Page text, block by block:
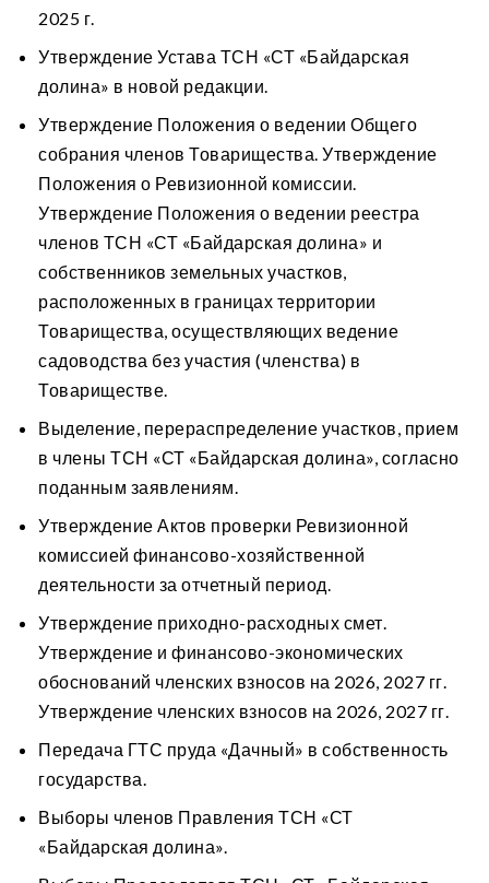
2025 г.
Утверждение Устава ТСН «СТ «Байдарская
долина» в новой редакции.
Утверждение Положения о ведении Общего
собрания членов Товарищества. Утверждение
Положения о Ревизионной комиссии.
Утверждение Положения о ведении реестра
членов ТСН «СТ «Байдарская долина» и
собственников земельных участков,
расположенных в границах территории
Товарищества, осуществляющих ведение
садоводства без участия (членства) в
Товариществе.
Выделение, перераспределение участков, прием
в члены ТСН «СТ «Байдарская долина», согласно
поданным заявлениям.
Утверждение Актов проверки Ревизионной
комиссией финансово-хозяйственной
деятельности за отчетный период.
Утверждение приходно-расходных смет.
Утверждение и финансово-экономических
обоснований членских взносов на 2026, 2027 гг.
Утверждение членских взносов на 2026, 2027 гг.
Передача ГТС пруда «Дачный» в собственность
государства.
Выборы членов Правления ТСН «СТ
«Байдарская долина».